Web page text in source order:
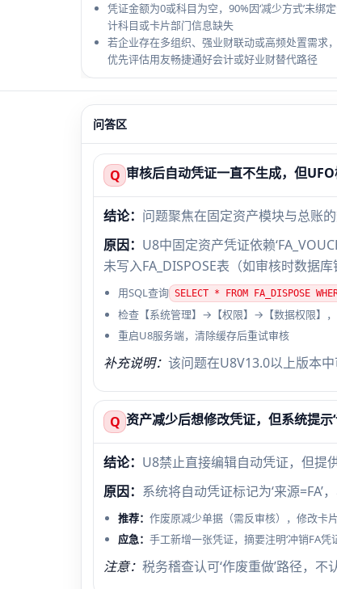
凭证金额为0或科目为空，90%因‘减少方式’未绑
计科目或卡片部门信息缺失
若企业存在多组织、强业财联动或高频处置需求
优先评估用友畅捷通好会计或好业财替代路径
问答区
Q 审核后自动凭证一直不生成，但
结论： 问题聚焦在固定资产模块与总账
原因： U8中固定资产凭证依赖
未写入FA_DISPOSE表（如审核时数据
用SQL查询 SELECT * FROM FA_DISPOSE
检查【系统管理】→【权限】→【数据权限】，
重启U8服务端，清除缓存后重试审核
补充说明： 该问题在U8V13.0以上版本
Q 资产减少后想修改凭证，但系统提示
结论： U8禁止直接编辑自动凭证，但提
原因： 系统将自动凭证标记为‘来源=FA’
推荐： 作废原减少单据（需反审核），修改卡
应急： 手工新增一张凭证，摘要注明‘冲销FA凭
注意： 税务稽查认可‘作废重做’路径，不